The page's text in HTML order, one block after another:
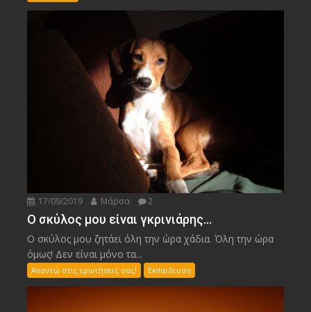
17/09/2019 Μάρσα 2
Ο σκύλος μου είναι γκρινιάρης…
Ο σκύλος μου ζητάει όλη την ώρα χάδια. Όλη την ώρα
όμως! Δεν είναι μόνο τα...
Απαντώ στις ερωτήσεις σας! Εκπαιδευση